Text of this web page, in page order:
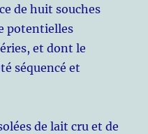
de huit souches
potentielles
et dont le
séquencé et
de lait cru et de